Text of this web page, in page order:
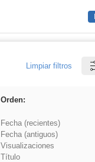
Limpiar filtros
Orden:
Fecha (recientes)
Fecha (antiguos)
Visualizaciones
Título